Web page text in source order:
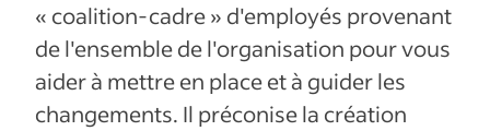
« coalition-cadre » d'employés provenant
de l'ensemble de l'organisation pour vous
aider à mettre en place et à guider les
changements. Il préconise la création